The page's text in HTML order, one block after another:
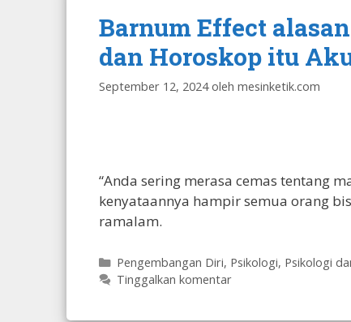
Barnum Effect
dan Horoskop itu
September 12, 2024 oleh mesinketik.com
“Anda sering merasa cemas tentang
kenyataannya hampir semua orang
ramalam.
Kategori
Pengembangan Diri, Psikologi, Psikologi
Tinggalkan komentar